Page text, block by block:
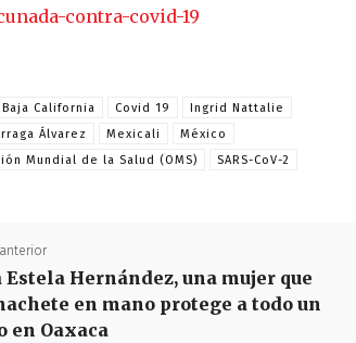
contra-covid-19
Baja California Covid 19
Ingrid Nattalie
Álvarez
Mexicali
México
Mundial de la Salud (OMS)
SARS-CoV-2
Estela Hernández, una mujer que
en mano protege a todo un
en Oaxaca